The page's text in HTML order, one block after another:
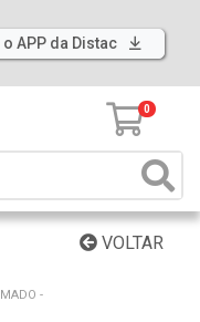
o APP da Distac
0
VOLTAR
-